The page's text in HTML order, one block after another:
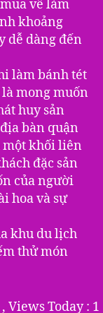
về làm
khoảng
dễ dàng đến
làm bánh tét
mong muốn
huy sản
bàn quận
một khối liên
đặc sản
của người
hoa và sự
khu du lịch
thử món
, Views Today : 1